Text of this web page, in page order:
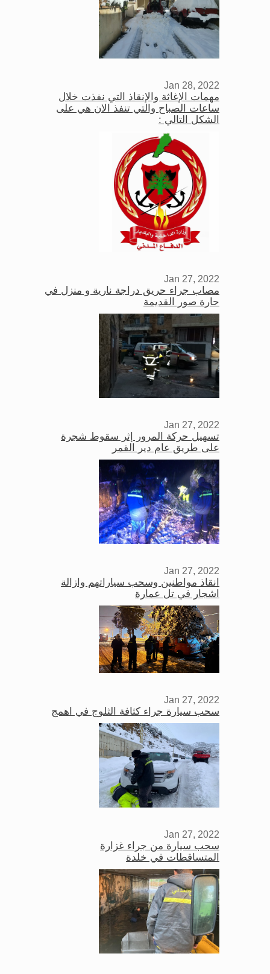
Jan 28, 2022
مهمات الإغاثة والإنقاذ التي نفذت خلال
ساعات الصباح والتي تنفذ الان هي على
الشكل التالي :
Jan 27, 2022
مصاب جراء حريق دراجة نارية و منزل في
حارة صور القديمة
Jan 27, 2022
تسهيل حركة المرور إثر سقوط شجرة
على طريق عام دير القمر
Jan 27, 2022
انقاذ مواطنين وسحب سياراتهم وازالة
اشجار في تل عمارة
Jan 27, 2022
سحب سيارة جراء كثافة الثلوج في اهمج
Jan 27, 2022
سحب سيارة من جراء غزارة
المتساقطات في خلدة